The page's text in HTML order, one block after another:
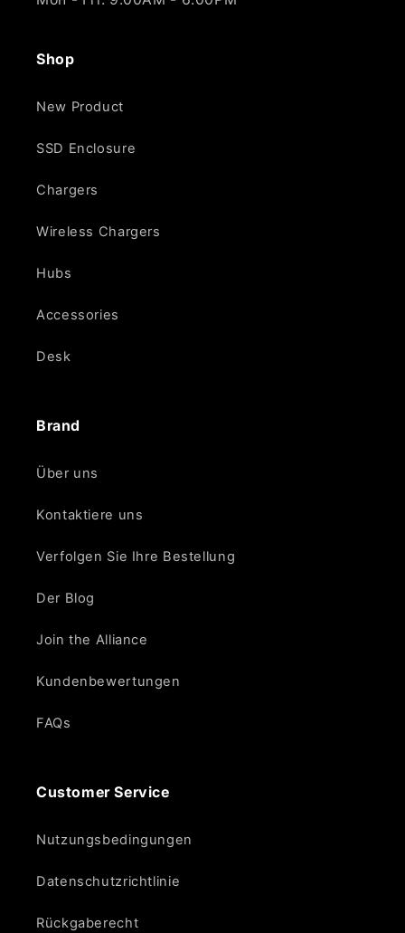
Shop
New Product
SSD Enclosure
Chargers
Wireless Chargers
Hubs
Accessories
Desk
Brand
Über uns
Kontaktiere uns
Verfolgen Sie Ihre Bestellung
Der Blog
Join the Alliance
Kundenbewertungen
FAQs
Customer Service
Nutzungsbedingungen
Datenschutzrichtlinie
Rückgaberecht